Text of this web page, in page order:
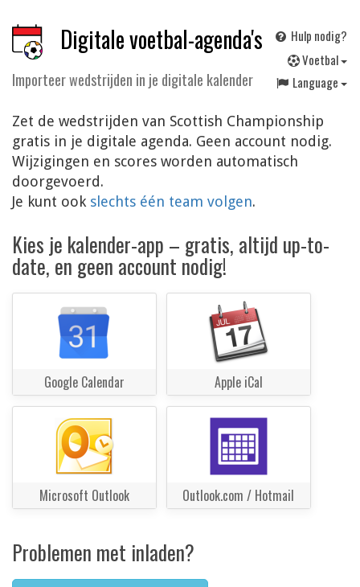
Digitale voetbal-agenda's
Importeer wedstrijden in je digitale kalender
Hulp nodig?
Voetbal
Language
Zet de wedstrijden van Scottish Championship
gratis in je digitale agenda. Geen account nodig.
Wijzigingen en scores worden automatisch
doorgevoerd.
Je kunt ook slechts één team volgen.
Kies je kalender-app – gratis, altijd up-to-
date, en geen account nodig!
Google Calendar Apple iCal
Microsoft Outlook Outlook.com / Hotmail
Problemen met inladen?